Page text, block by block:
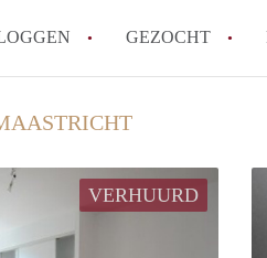
GEZOCHT
How to translate
Hoeveel kost het om te
Wat is de privacyverklaring
Berekent KamersMaastricht
VERHUURD